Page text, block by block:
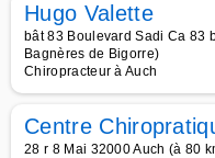
Hugo Valette
bât 83 Boulevard Sadi Ca 83
Bagnères de Bigorre)
Chiropracteur à Auch
Centre
28 r 8 Mai 32000 Auch (à 80